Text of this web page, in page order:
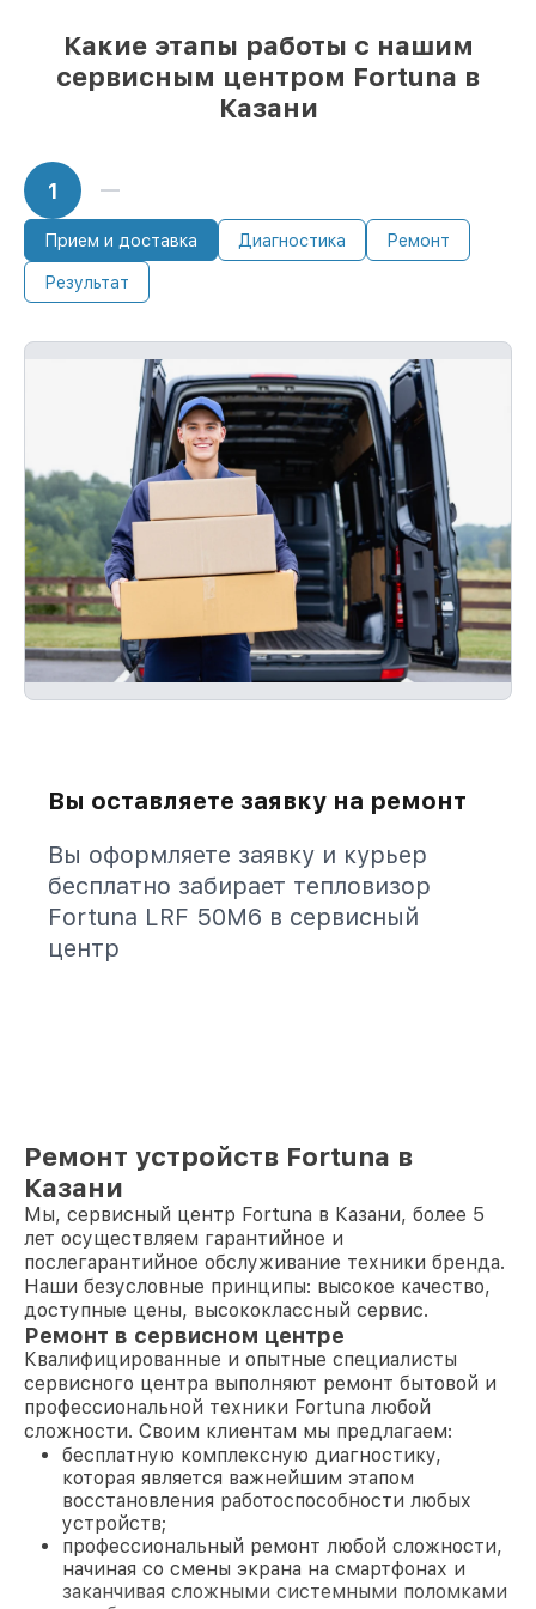
Какие этапы работы с нашим
сервисным центром Fortuna в
Казани
1
Прием и доставка Диагностика Ремонт
Результат
Вы оставляете заявку на ремонт
Вы оформляете заявку и курьер
бесплатно забирает тепловизор
Fortuna LRF 50M6 в сервисный
центр
Ремонт устройств Fortuna в
Казани
Мы, сервисный центр Fortuna в Казани, более 5
лет осуществляем гарантийное и
послегарантийное обслуживание техники бренда.
Наши безусловные принципы: высокое качество,
доступные цены, высококлассный сервис.
Ремонт в сервисном центре
Квалифицированные и опытные специалисты
сервисного центра выполняют ремонт бытовой и
профессиональной техники Fortuna любой
сложности. Своим клиентам мы предлагаем:
бесплатную комплексную диагностику,
которая является важнейшим этапом
восстановления работоспособности любых
устройств;
профессиональный ремонт любой сложности,
начиная со смены экрана на смартфонах и
заканчивая сложными системными поломками